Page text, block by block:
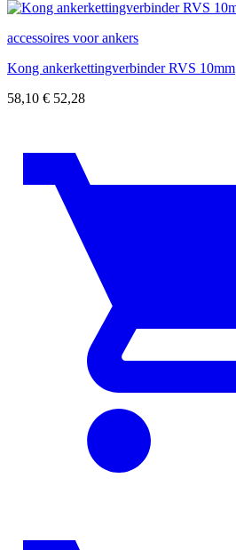
accessoires voor ankers
Kong ankerkettingverbinder RVS 10mm
58,10 € 52,28